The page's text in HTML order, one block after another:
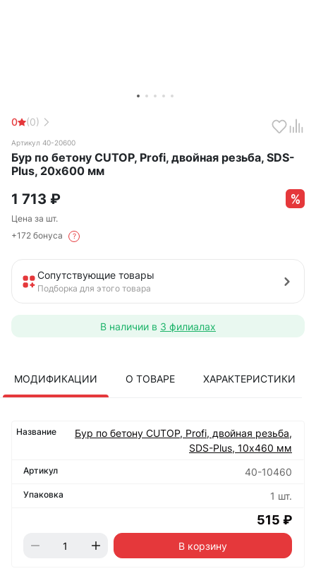
0 (0)
Артикул 40-20600
Бур по бетону CUTOP, Profi, двойная резьба, SDS-
Plus, 20х600 мм
1 713 ₽
Цена за шт.
+172 бонуса
?
Сопутствующие товары
Подборка для этого товара
В наличии в 3 филиалах
МОДИФИКАЦИИ О ТОВАРЕ ХАРАКТЕРИСТИКИ
Бур по бетону CUTOP, Profi, двойная резьба,
SDS-Plus, 10х460 мм
40-10460
1 шт.
515 ₽
В корзину